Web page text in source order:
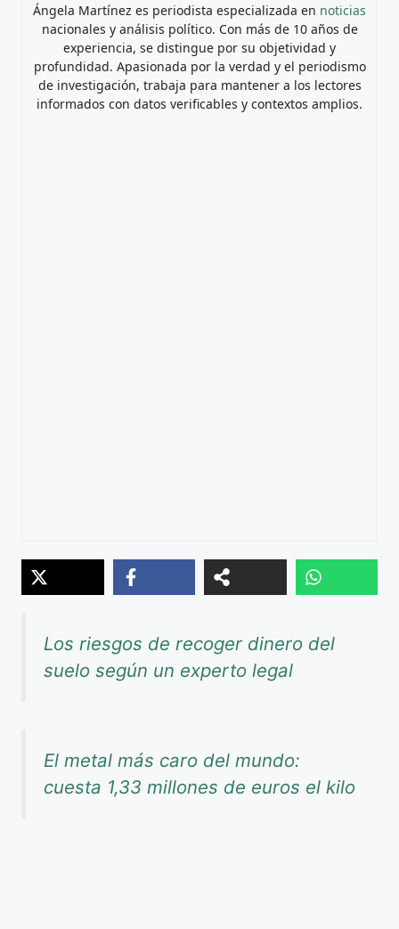
Ángela Martínez es periodista especializada en noticias
nacionales y análisis político. Con más de 10 años de
experiencia, se distingue por su objetividad y
profundidad. Apasionada por la verdad y el periodismo
de investigación, trabaja para mantener a los lectores
informados con datos verificables y contextos amplios.
Los riesgos de recoger dinero del
suelo según un experto legal
El metal más caro del mundo:
cuesta 1,33 millones de euros el kilo